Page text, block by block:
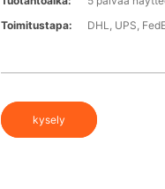
Toimitustapa:
DHL, UPS,
kysely